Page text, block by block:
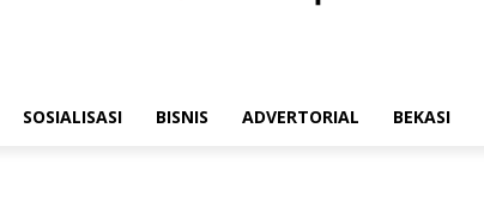
SOSIALISASI BISNIS ADVERTORIAL BEKASI